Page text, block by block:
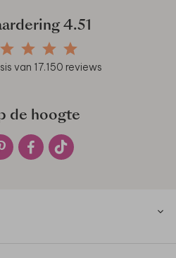
4.51
van 17.150 reviews
de hoogte